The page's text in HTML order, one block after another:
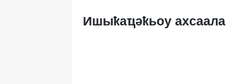
Ишыҟаҵәҟьоу ахсаала